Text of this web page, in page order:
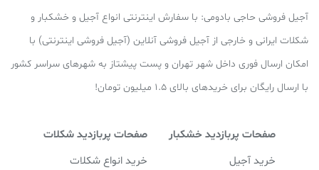
آجیل فروشی حاجی بادومی: با سفارش اینترنتی انواع آجیل و خشکبار و
شکلات ایرانی و خارجی از آجیل فروشی آنلاین (آجیل فروشی اینترنتی) با
امکان ارسال فوری داخل شهر تهران و پست پیشتاز به شهرهای سراسر کشور
با ارسال رایگان برای خریدهای بالای 1.5 میلیون تومان!
صفحات پربازدید خشکبار
خرید آجیل
صفحات پربازدید شکلات
خرید انواع شکلات